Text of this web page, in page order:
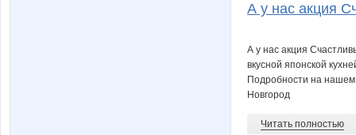
А у нас акция
А у нас акция
вкусной японской
Подробности на
Новгород
Читать полностью